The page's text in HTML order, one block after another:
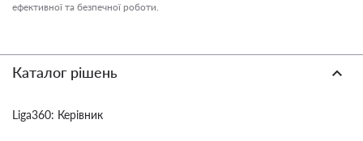
ефективної та безпечної роботи.
Каталог рішень
Liga360: Керівник